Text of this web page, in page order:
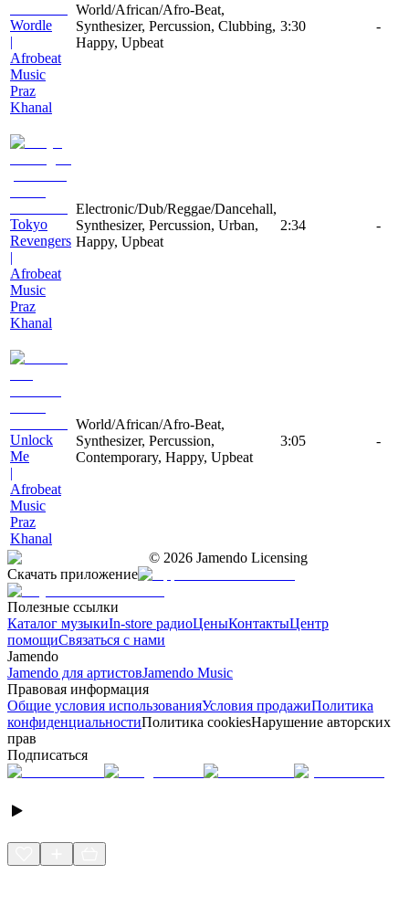
Wordle
|
Afrobeat
Music
Praz
Khanal
World/African/Afro-Beat,
Synthesizer, Percussion, Clubbing,
Happy, Upbeat
3:30 -
Tokyo
Revengers
|
Afrobeat
Music
Praz
Khanal
Electronic/Dub/Reggae/Dancehall,
Synthesizer, Percussion, Urban,
Happy, Upbeat
2:34 -
Unlock
Me
|
Afrobeat
Music
Praz
Khanal
World/African/Afro-Beat,
Synthesizer, Percussion,
Contemporary, Happy, Upbeat
3:05 -
© 2026 Jamendo Licensing
Скачать приложение
Полезные ссылки
Каталог музыкиIn-store радиоЦеныКонтактыЦентр
помощиСвязаться с нами
Jamendo
Jamendo для артистовJamendo Music
Правовая информация
Общие условия использованияУсловия продажиПолитика
конфиденциальностиПолитика cookiesНарушение авторских
прав
Подписаться